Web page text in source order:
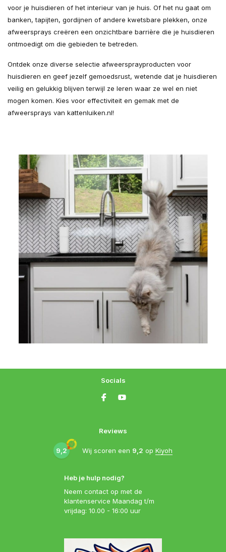
voor je huisdieren of het interieur van je huis. Of het nu gaat om
banken, tapijten, gordijnen of andere kwetsbare plekken, onze
afweersprays creëren een onzichtbare barrière die je huisdieren
ontmoedigt om die gebieden te betreden.
Ontdek onze diverse selectie afweersprayproducten voor
huisdieren en geef jezelf gemoedsrust, wetende dat je huisdieren
veilig en gelukkig blijven terwijl ze leren waar ze wel en niet
mogen komen. Kies voor effectiviteit en gemak met de
afweersprays van kattenluiken.nl!
Heb je hulp nodig?
Neem contact op met de
klantenservice Maandag t/m
vrijdag: 10.00 - 16:00 uur
Reviews
9,2 Wij scoren een 9,2 op Kiyoh
Socials